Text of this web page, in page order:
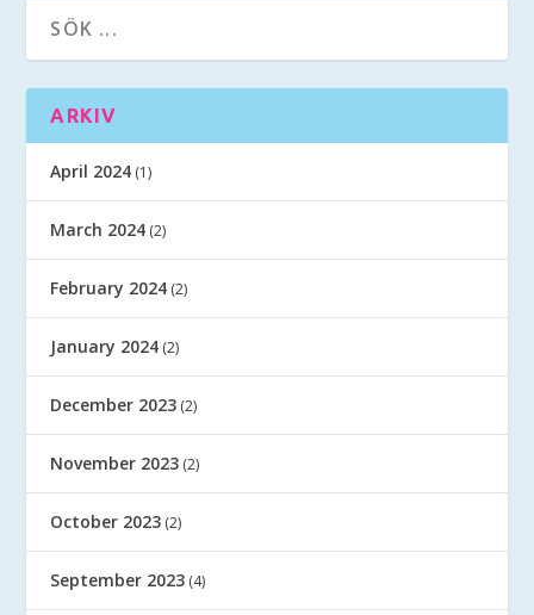
ARKIV
April 2024 (1)
March 2024 (2)
February 2024 (2)
January 2024 (2)
December 2023 (2)
November 2023 (2)
October 2023 (2)
September 2023 (4)